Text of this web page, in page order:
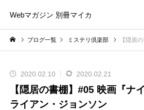
Webマガジン 別冊マイカ
ブログ一覧 ミステリ倶楽部 【隠居の書棚】
2020.02.10 2020.02.21
【隠居の書棚】#05 映画『ナ
ライアン・ジョンソン